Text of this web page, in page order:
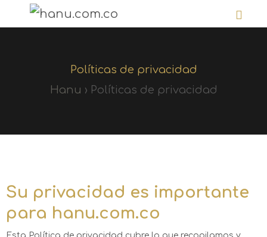
Políticas de privacidad
Hanu › Políticas de privacidad
Su privacidad es importante
para hanu.com.co